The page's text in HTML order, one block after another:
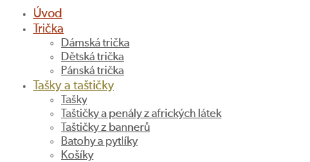
Úvod
Trička
Dámská trička
Dětská trička
Pánská trička
Tašky a taštičky
Tašky
Taštičky a penály z afrických látek
Taštičky z bannerů
Batohy a pytlíky
Košíky